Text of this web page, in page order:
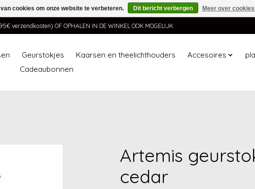
verzendkosten) OF OPHALEN IN DE WINKEL OOK MOGELIJK
Geurstokjes Kaarsen en theelichthouders Accesoires
Cadeaubonnen
Artemis
cedar
cookies om onze website te verbeteren. Dit bericht verbergen Meer over cookies